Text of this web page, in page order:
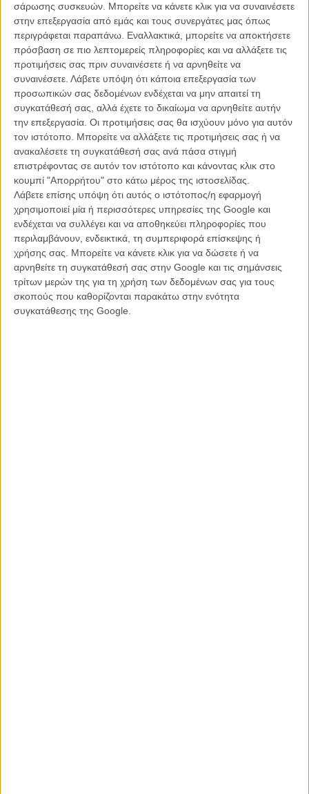
σάρωσης συσκευών. Μπορείτε να κάνετε κλικ για να συναινέσετε
στην επεξεργασία από εμάς και τους συνεργάτες μας όπως
περιγράφεται παραπάνω. Εναλλακτικά, μπορείτε να αποκτήσετε
πρόσβαση σε πιο λεπτομερείς πληροφορίες και να αλλάξετε τις
προτιμήσεις σας πριν συναινέσετε ή να αρνηθείτε να
συναινέσετε. Λάβετε υπόψη ότι κάποια επεξεργασία των
προσωπικών σας δεδομένων ενδέχεται να μην απαιτεί τη
συγκατάθεσή σας, αλλά έχετε το δικαίωμα να αρνηθείτε αυτήν
την επεξεργασία. Οι προτιμήσεις σας θα ισχύουν μόνο για αυτόν
τον ιστότοπο. Μπορείτε να αλλάξετε τις προτιμήσεις σας ή να
ανακαλέσετε τη συγκατάθεσή σας ανά πάσα στιγμή
επιστρέφοντας σε αυτόν τον ιστότοπο και κάνοντας κλικ στο
κουμπί "Απορρήτου" στο κάτω μέρος της ιστοσελίδας.
Λάβετε επίσης υπόψη ότι αυτός ο ιστότοπος/η εφαρμογή
χρησιμοποιεί μία ή περισσότερες υπηρεσίες της Google και
ενδέχεται να συλλέγει και να αποθηκεύει πληροφορίες που
περιλαμβάνουν, ενδεικτικά, τη συμπεριφορά επίσκεψης ή
χρήσης σας. Μπορείτε να κάνετε κλικ για να δώσετε ή να
αρνηθείτε τη συγκατάθεσή σας στην Google και τις σημάνσεις
τρίτων μερών της για τη χρήση των δεδομένων σας για τους
σκοπούς που καθορίζονται παρακάτω στην ενότητα
συγκατάθεσης της Google.
Ο Μπόιντ όμως ενισχύει το επιχείρημά του υπέρ του Λίουις,
αναφέροντας πως ο σημαντικότερος ίσως ηθοποιός της εποχής
μας είναι ακριβώς αυτό που είχε στο μυαλό του ο Ιαν Φλέμινγκ όταν
δημιουργούσε τον πιο διάσημο μυστικό πράκτορα της ποπ
κουλτούρας.
«Νομίζω πως ο Ντάνιελ Ντέι Λιούις ενσαρκώνει ακριβώς αυτό που
είχε περιγράψει ο Φλέμινγκ. Είχε περιγράψει τον Μποντ σε
τουλάχιστον τρεις περιπτώσεις, νομίζω, σαν να μοιάζει στον
αμερικάνο τραγουδοποιό Χοάγκι Καρμάικλ. Ο Λιούις είναι ψηλός,
αδύνατος, ευέλικτος, με μαύρα μαλλιά και όμορφος. Και διαθέτει και
το πνεύμα που οφείλει να έχει ο Τζέιμς Μποντ. Γι' αυτό θα τον
διάλεγα.»